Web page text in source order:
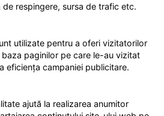
respingere, sursa de trafic etc.
utilizate pentru a oferi vizitatorilor
paginilor pe care le-au vizitat
eficiența campaniei publicitare.
ajută la realizarea anumitor